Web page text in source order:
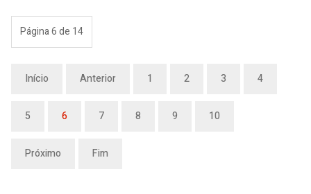
Página 6 de 14
Início Anterior 1 2 3 4
5 6 7 8 9 10
Próximo Fim